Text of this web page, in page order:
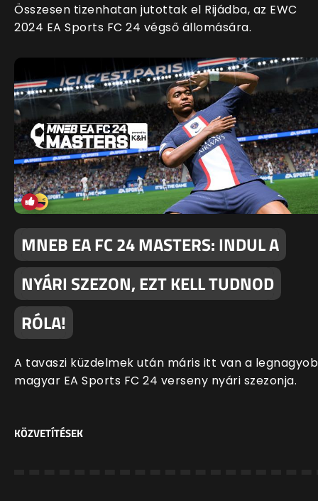
Összesen tizenhatan jutottak el Rijádba, az EWC
2024 EA Sports FC 24 végső állomására.
MNEB EA FC 24 MASTERS: INDUL A
NYÁRI SZEZON, EZT KELL TUDNOD
RÓLA!
A tavaszi küzdelmek után máris itt van a
magyar EA Sports FC 24 verseny nyári szezonja.
KÖZVETÍTÉSEK